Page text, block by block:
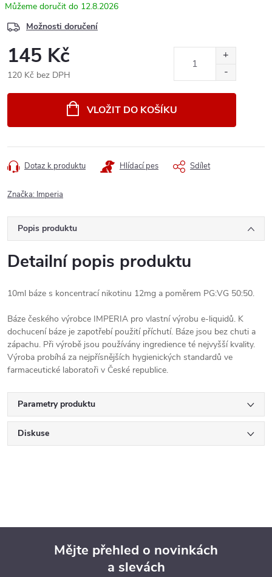
12.8.2026
Možnosti doručení
145 Kč
120 Kč bez DPH
VLOŽIT DO KOŠÍKU
Dotaz k produktu Hlídací pes Sdílet
Značka: Imperia
Popis produktu
Detailní popis produktu
10ml báze s koncentrací nikotinu 12mg a poměrem PG:VG 50:50.
Báze českého výrobce IMPERIA pro vlastní výrobu e-liquidů. K
dochucení báze je zapotřebí použití příchutí. Báze jsou bez chuti a
zápachu. Při výrobě jsou používány ingredience té nejvyšší kvality.
Výroba probíhá za nejpřísnějších hygienických standardů ve
farmaceutické laboratoři v České republice.
Parametry produktu
Diskuse
Mějte přehled o novinkách
a slevách